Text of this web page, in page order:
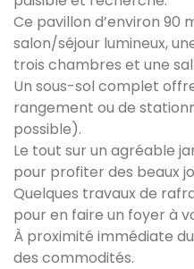
Ce pavillon d’environ 90
salon/séjour lumineux,
trois chambres et une
Un sous-sol complet
rangement ou de
possible).
Le tout sur un agréable
pour profiter des beaux
Quelques travaux de
pour en faire un foyer à
À proximité immédiate
des commodités.